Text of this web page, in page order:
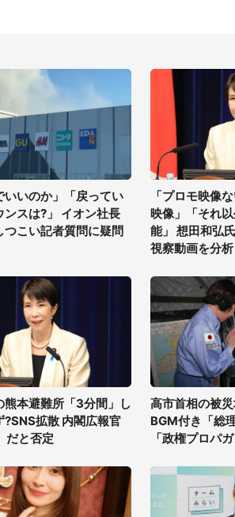
いいのか」「戻ってい
ンスは?」 イオン社長
つこい記者質問に疑問
「プロモ映像
映像」「それ
能」 想田和弘
視察動画を分析
熊本避難所「3分間」し
?SNS拡散 内閣広報官
だと否定
高市首相の被
BGM付き「総
「政権プロパ